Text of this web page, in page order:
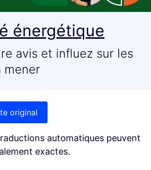
énergétique
avis et influez sur les
mener
original
automatiques peuvent
exactes.